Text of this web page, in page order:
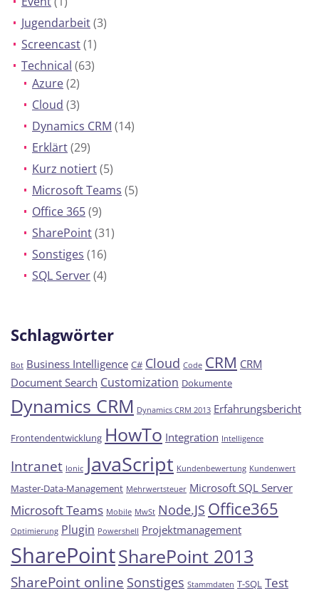
Jugendarbeit(3)
Screencast(1)
Technical (63)
Azure(2)
Cloud (3)
Dynamics CRM (14)
Erklärt(29)
Kurz notiert(5)
Microsoft Teams (5)
Office 365(9)
SharePoint(31)
Sonstiges (16)
SQL Server(4)
Schlagwörter
Bot Business Intelligence C# Cloud Code CRM CRM
Document Search Customization Dokumente
Dynamics CRM Dynamics CRM 2013 Erfahrungsbericht
Frontendentwicklung HowTo Integration Intelligence
Intranet Ionic JavaScript Kundenbewertung Kundenwert
Master-Data-Management Mehrwertsteuer Microsoft SQL Server
Microsoft Teams Mobile MwSt Node.JS Office365
Optimierung Plugin Powershell Projektmanagement
SharePointSharePoint 2013
SharePoint online Sonstiges Stammdaten T-SQL Test